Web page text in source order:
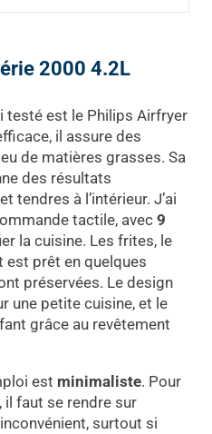
2000 4.2L
testé est le Philips Airfryer
il assure des
de matières grasses. Sa
des résultats
tendres à l’intérieur. J’ai
tactile, avec 9
la cuisine. Les frites, le
prêt en quelques
préservées. Le design
une petite cuisine, et le
grâce au revêtement
est minimaliste. Pour
il faut se rendre sur
surtout si